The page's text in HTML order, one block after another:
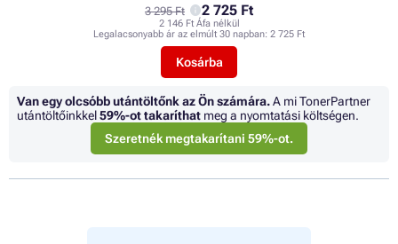
3 295 Ft 2 725 Ft
2 146 Ft Áfa nélkül
Legalacsonyabb ár az elmúlt 30 napban: 2 725 Ft
Kosárba
Van egy olcsóbb utántöltőnk az Ön számára.A mi TonerPartner
utántöltőinkkel59%-ot takaríthat meg a nyomtatási költségen.
Szeretnék megtakarítani 59%-ot.